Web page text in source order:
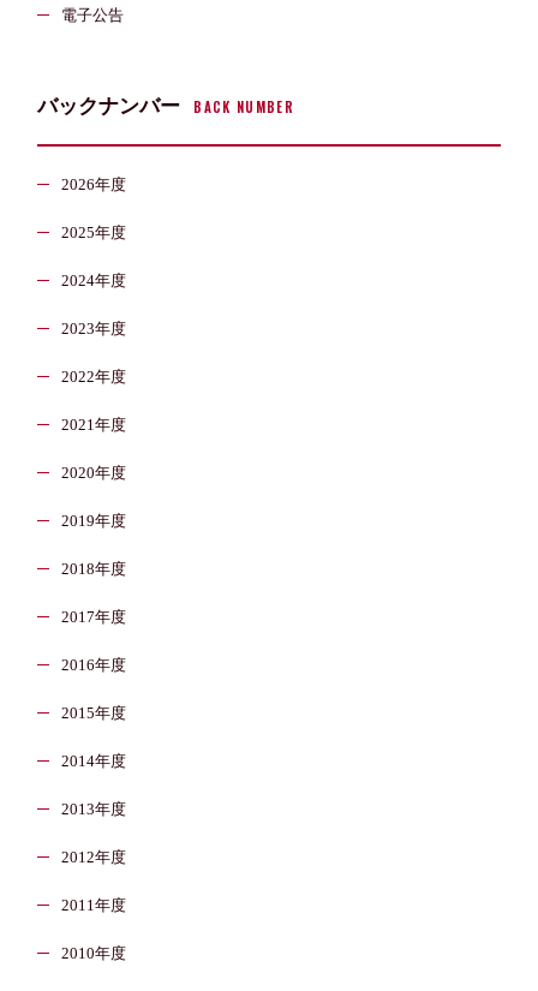
電子公告
バックナンバー BACK NUMBER
2026年度
2025年度
2024年度
2023年度
2022年度
2021年度
2020年度
2019年度
2018年度
2017年度
2016年度
2015年度
2014年度
2013年度
2012年度
2011年度
2010年度